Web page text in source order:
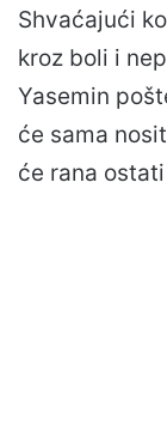
Shvaćajući
kroz boli i
Yasemin
će sama
će rana